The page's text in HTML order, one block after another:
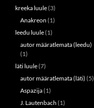
kreeka luule(3)
Anakreon (1)
leedu luule(1)
autor määratlemata (leedu)
(1)
läti luule(7)
autor määratlemata (läti) (5)
Aspazija(1)
J. Lautenbach (1)